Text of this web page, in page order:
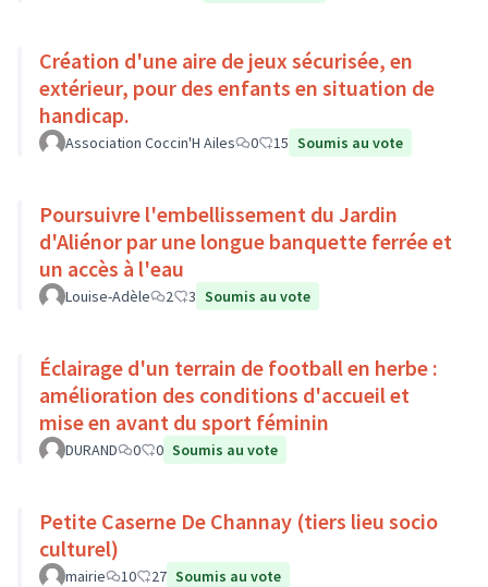
Création d'une aire de jeux sécurisée, en
extérieur, pour des enfants en situation de
handicap.
Association Coccin'H Ailes 0 15 Soumis au vote
Poursuivre l'embellissement du Jardin
d'Aliénor par une longue banquette ferrée et
un accès à l'eau
Louise-Adèle 2 3 Soumis au vote
Éclairage d'un terrain de football en herbe :
amélioration des conditions d'accueil et
mise en avant du sport féminin
DURAND 0 0 Soumis au vote
Petite Caserne De Channay (tiers lieu socio
culturel)
mairie 10 27 Soumis au vote